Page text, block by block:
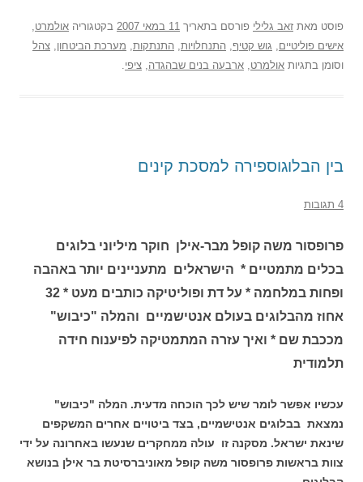
פוסט מאת זאב גלילי פורסם בתאריך 11 במאי 2007 בקטגוריה אולמרט,
אישים פוליטיים, גוש קטיף, התנחלויות, התנתקות, מערכת הביטחון, צהל
וסומן בתגיות אולמרט, ארבעה בנים שבהגדה, ציפי.
בין הבלוגוספירה למסכת קינים
4 תגובות
פרופסור משה קופל מבר-אילן חוקר מיליוני בלוגים
בכלים מתמטיים * הישראלים מתעניינים יותר באהבה
ופחות במלחמה * על דת ופוליטיקה כותבים מעט * 32
אחוז מהבלוגים בעולם אנטישמיים והמלה "כיבוש"
מככבת שם * ואיך עזרה המתמטיקה לפיענוח חידה
תלמודית
עכשיו אפשר לומר שיש לכך הוכחה מדעית. המלה "כיבוש"
נמצאת בבלוגים אנטישמיים, בצד ביטויים אחרים המשקפים
שינאת ישראל. מסקנה זו עולה ממחקרים שנעשו באחרונה על ידי
צוות בראשות פרופסור משה קופל מאוניברסיטת בר אילן בנושא